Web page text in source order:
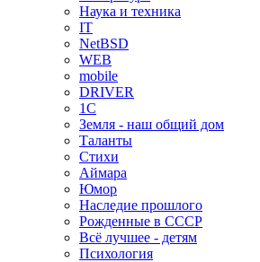
Наука и техника
IT
NetBSD
WEB
mobile
DRIVER
1C
Земля - наш общий дом
Таланты
Стихи
Аймара
Юмор
Наследие прошлого
Рожденные в СССР
Всё лучшее - детям
Психология